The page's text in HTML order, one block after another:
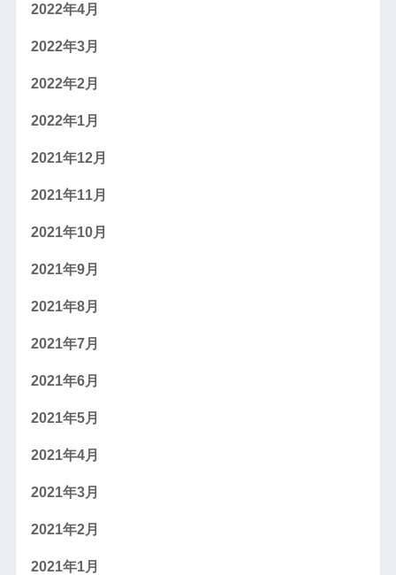
2022年4月
2022年3月
2022年2月
2022年1月
2021年12月
2021年11月
2021年10月
2021年9月
2021年8月
2021年7月
2021年6月
2021年5月
2021年4月
2021年3月
2021年2月
2021年1月